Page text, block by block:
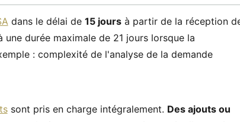
dans le délai de 15 joursà partir de la réception
durée maximale de 21 jours lorsque la
: complexité de l'analyse de la demande
sont pris en charge intégralement. Des ajouts ou